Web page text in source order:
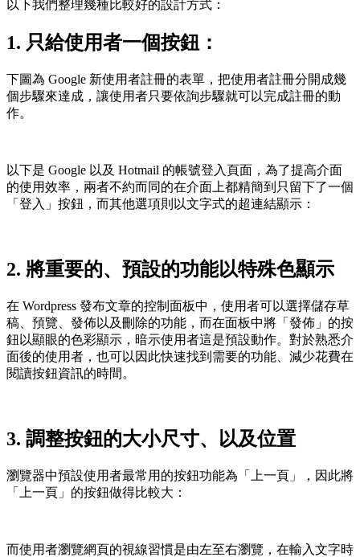
以下我們整理幾種比較好的設計方式：
1. 只給使用者一個按鈕：
下圖為 Google 新使用者註冊的表單，把使用者註冊分開成幾
個步驟來達成，讓使用者只要依詢步驟就可以完成註冊的動
作。
以下是 Google 以及 Hotmail 的帳號登入頁面，為了提高介面
的使用效率，兩者不約而同的在介面上都精簡到只留下了一個
「登入」按鈕，而其他選項則以文字式的超連結顯示：
2. 將重要的、預設的功能以特殊色顯示
在 Wordpress 發布文章的控制面板中，使用者可以選擇儲存草
稿、預覽、發佈以及刪除的功能，而在面板中將「發佈」的按
鈕以顯眼的色彩顯示，暗示使用者這是預設動作。對於熟悉介
面後的使用者，也可以因此快速找到需要的功能、減少花費在
閱讀按鈕資訊的時間。
3. 調整按鈕的大小尺寸、以及位置
瀏覽器中預設使用者最常用的按鈕功能為「上一頁」，因此將
「上一頁」的按鈕做得比較大：
而使用者瀏覽網頁的視線習慣是由左至右瀏覽，在輸入文字時